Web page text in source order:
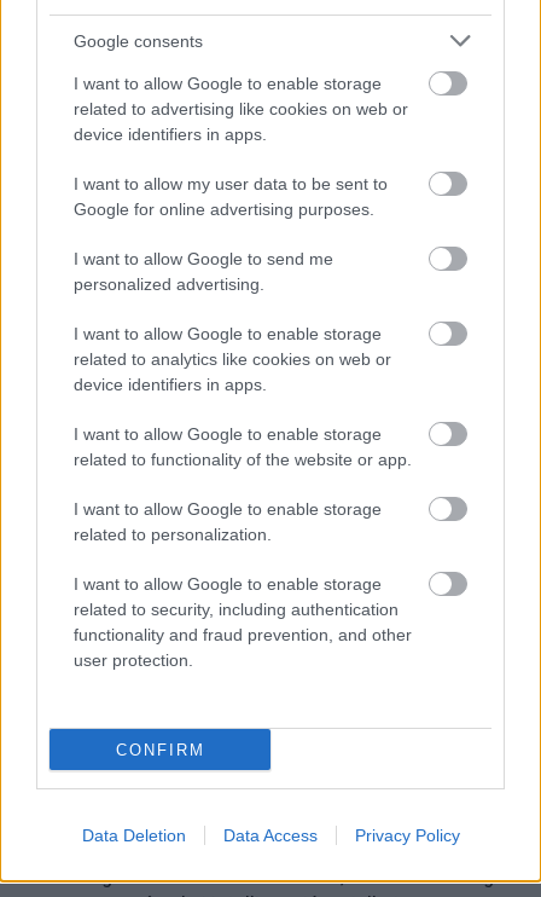
Google consents
I want to allow Google to enable storage
related to advertising like cookies on web or
device identifiers in apps.
I want to allow my user data to be sent to
Google for online advertising purposes.
I want to allow Google to send me
personalized advertising.
I want to allow Google to enable storage
related to analytics like cookies on web or
device identifiers in apps.
I want to allow Google to enable storage
related to functionality of the website or app.
I want to allow Google to enable storage
related to personalization.
I want to allow Google to enable storage
related to security, including authentication
functionality and fraud prevention, and other
user protection.
CONFIRM
Data Deletion Data Access Privacy Policy
Ezért párásodik be állandóan az ablak – egyszerűbb a
megoldás, mint gondolnád
Nem ecettel és nem szódabikarbónával: ezzel lesz újra
Ha mindig ezt a mondatot használod, az rendkívül magas